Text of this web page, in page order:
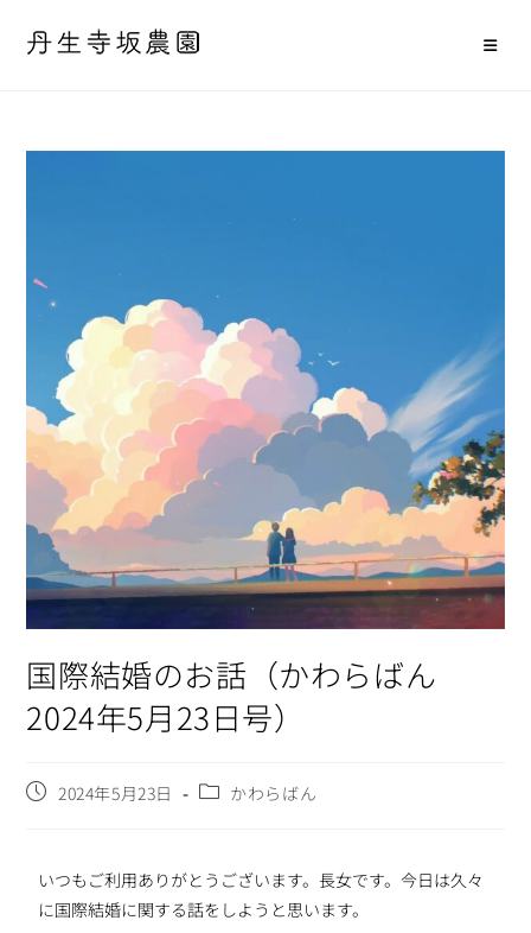
国際結婚のお話（かわらばん
2024年5月23日号）
2024年5月23日 かわらばん
いつもご利用ありがとうございます。長女です。今日は久々
に国際結婚に関する話をしようと思います。